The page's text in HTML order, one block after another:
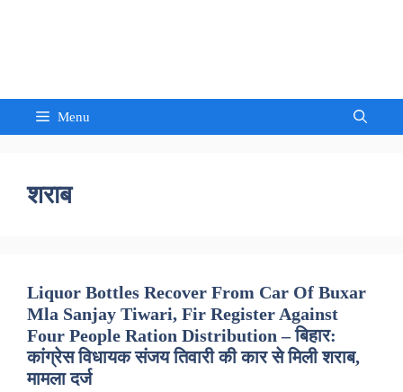
Menu
शराब
Liquor Bottles Recover From Car Of Buxar
Mla Sanjay Tiwari, Fir Register Against
Four People Ration Distribution – बिहार:
कांग्रेस विधायक संजय तिवारी की कार से मिली शराब,
मामला दर्ज